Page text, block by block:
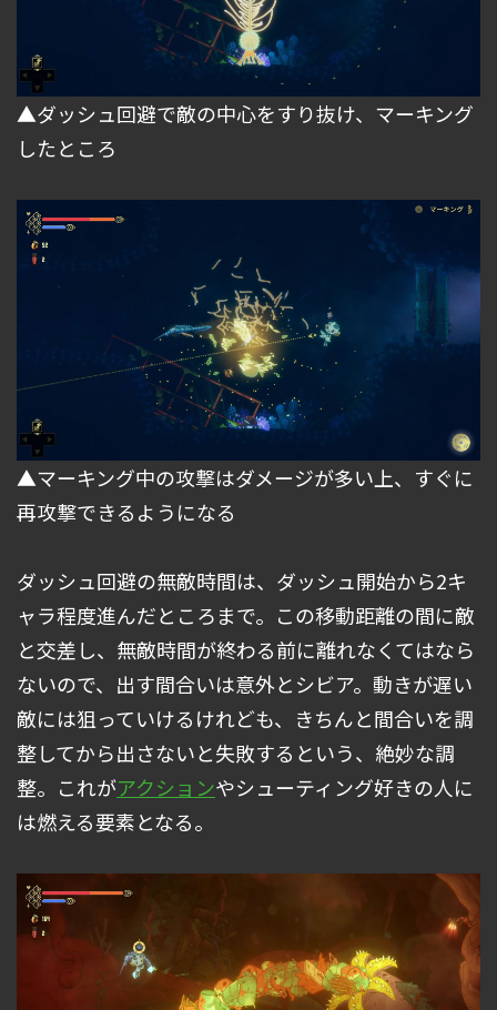
▲ダッシュ回避で敵の中心をすり抜け、マーキング
したところ
▲マーキング中の攻撃はダメージが多い上、すぐに
再攻撃できるようになる
ダッシュ回避の無敵時間は、ダッシュ開始から2キ
ャラ程度進んだところまで。この移動距離の間に敵
と交差し、無敵時間が終わる前に離れなくてはなら
ないので、出す間合いは意外とシビア。動きが遅い
敵には狙っていけるけれども、きちんと間合いを調
整してから出さないと失敗するという、絶妙な調
整。これがアクションやシューティング好きの人に
は燃える要素となる。